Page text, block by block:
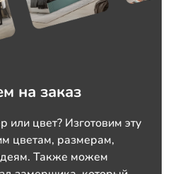
на заказ
или цвет? Изготовим эту
цветам, размерам,
Также можем